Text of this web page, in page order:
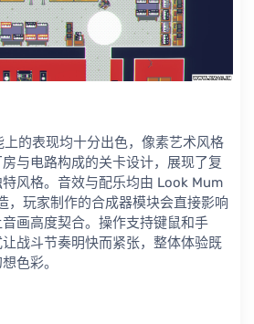
的表现均十分出色，像素艺术风格
与电路构成的关卡设计，展现了复
风格。音效与配乐均由 Look Mum
，玩家制作的合成器模块会直接影响
画高度契合。操作支持键鼠和手
战斗节奏明快而紧张，整体体验既
色彩。